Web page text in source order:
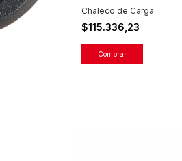
Chaleco de Carga
$115.336,23
Comprar